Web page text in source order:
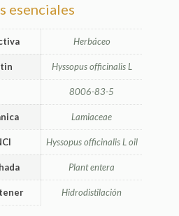
esenciales
Herbáceo
Hyssopus officinalis L
8006-83-5
Lamiaceae
Hyssopus officinalis L oil
Plant entera
Hidrodistilación